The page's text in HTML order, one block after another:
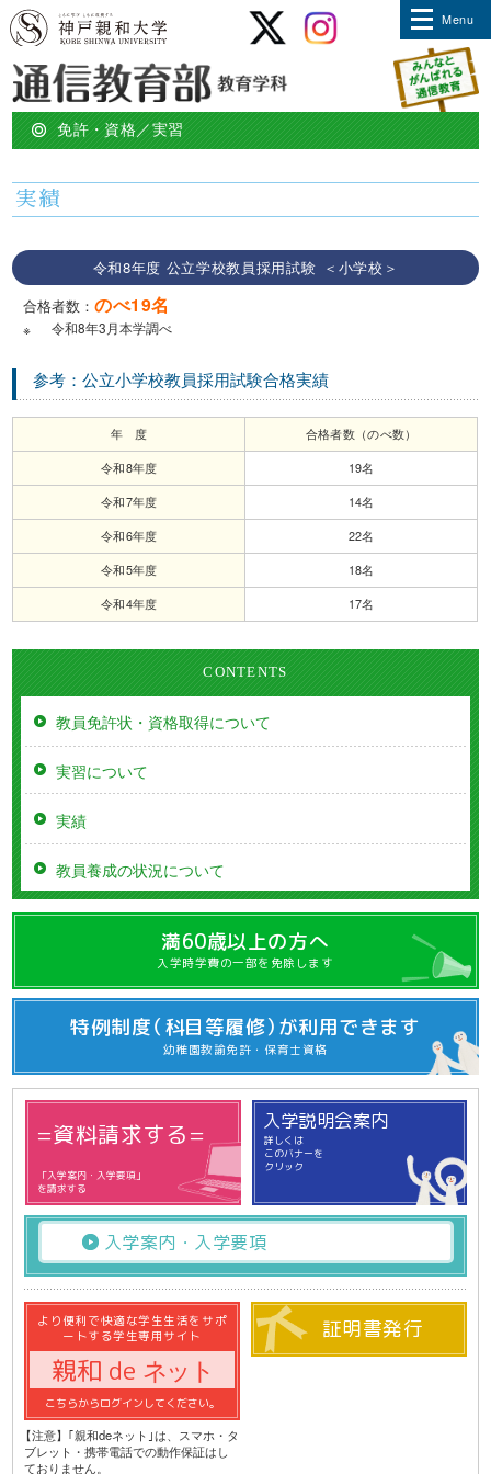
ひ
と
に
び
ひ
と
に
す
親
和
大
SHINWA
WOMEN'S
UNIVERSITY
“学
び”の
道
の
り
免
許・
／
習
コ
ラ
ム
免許・資格／実習
実績
令和8年度 公立学校教員採用試験 ＜小学校＞
合格者数：のべ19名
※ 令和8年3月本学調べ
参考：公立小学校教員採用試験合格実績
年 度 合格者数（のべ数）
令和8年度 19名
令和7年度 14名
令和6年度 22名
令和5年度 18名
令和4年度 17名
CONTENTS
教員免許状・資格取得について
実習について
実績
教員養成の状況について
満60歳以上の方へ
入学時学費の一部を免除します
特例制度（科目等履修）が利用できます
幼稚園教諭免許・ 保育士資格
=資料請求する=
「入学案内・入学要項」
を請求する
入学説明会案内
詳しくは
このバナーを
クリック
入学案内・ 入学要項
より便利で快適な学生生活を サポ
ートする学生専用サイト
親和 de ネット
こちらからログインしてください。
【注意】｢親和deネット｣は、スマホ・タ
ブレット・携帯電話での動作保証はし
ておりません。
証明書発行
ひ
と
に
び
ひ
と
に
す
親
和
大
SHINWA
WOMEN'S
UNIVERSITY
通信教育部
”学び”の道のり
入学希望の方へ
アクセス／キャンパス
Ｑ＆Ａ
デジタルパンフレット
入学説明会 資料請求する
証明書発行 親和deネット
お問い合わせ
リンク 附属親和幼稚園
学校法人親和学園
Menu